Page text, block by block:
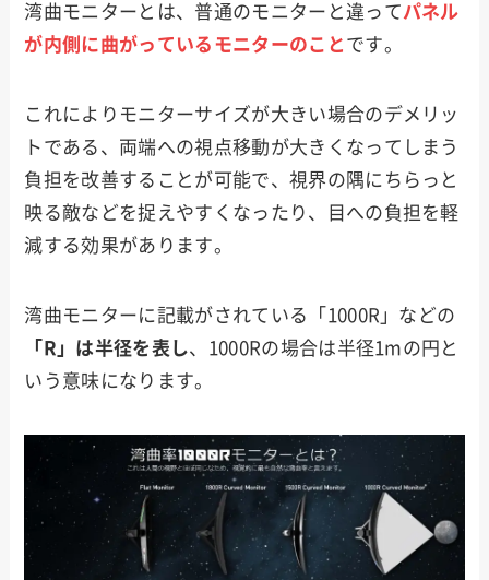
湾曲モニターとは、普通のモニターと違って パネル
が内側に曲がっているモニターのこと です。
これによりモニターサイズが大きい場合のデメリッ
トである、両端への視点移動が大きくなってしまう
負担を改善することが可能で、視界の隅にちらっと
映る敵などを捉えやすくなったり、目への負担を軽
減する効果があります。
湾曲モニターに記載がされている「1000R」などの
「R」は半径を表し、1000Rの場合は半径1mの円と
いう意味になります。